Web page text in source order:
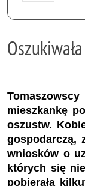
mieszkankę
oszustw.
gospodarczą,
wniosków o
których się
pobierała